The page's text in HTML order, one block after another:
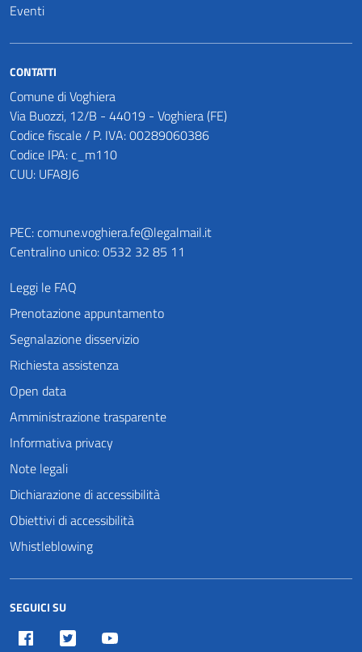
Eventi
CONTATTI
Comune di Voghiera
Via Buozzi, 12/B - 44019 - Voghiera (FE)
Codice fiscale / P. IVA: 00289060386
Codice IPA: c_m110
CUU: UFA8J6
PEC:comune.voghiera.fe@legalmail.it
Centralino unico: 0532 32 85 11
Leggi le FAQ
Prenotazione appuntamento
Segnalazione disservizio
Richiesta assistenza
Open data
Amministrazione trasparente
Informativa privacy
Note legali
Dichiarazione di accessibilità
Obiettivi di accessibilità
Whistleblowing
SEGUICI SU
Facebook Twitter